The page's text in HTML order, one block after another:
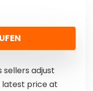
sellers adjust
latest price at